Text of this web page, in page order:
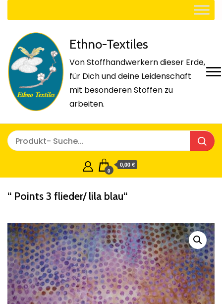
Ethno-Textiles
Von Stoffhandwerkern dieser Erde,
für Dich und deine Leidenschaft
mit besonderen Stoffen zu
arbeiten.
0
0,00 €
“ Points 3 flieder/ lila blau“